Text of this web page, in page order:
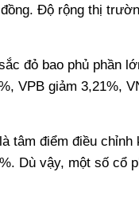
Độ rộng thị
đỏ bao phủ phần
VPB giảm 3,21%,
tâm điểm điều
Dù vậy, một số cổ